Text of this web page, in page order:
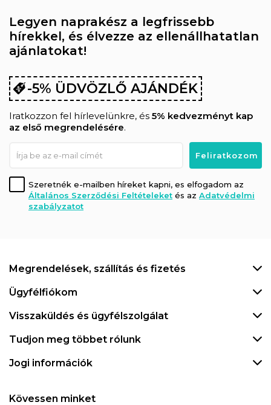
Legyen naprakész a legfrissebb
hírekkel, és élvezze az ellenállhatatlan
ajánlatokat!
-5% ÜDVÖZLŐ AJÁNDÉK
Iratkozzon fel hírlevelünkre, és 5% kedvezményt kap
az első megrendelésére.
Szeretnék e-mailben híreket kapni, es elfogadom az
Általános Szerződési Feltételeket és az Adatvédelmi
szabályzatot
Megrendelések, szállítás és fizetés
Ügyfélfiókom
Visszaküldés és ügyfélszolgálat
Tudjon meg többet rólunk
Jogi információk
Kövessen minket